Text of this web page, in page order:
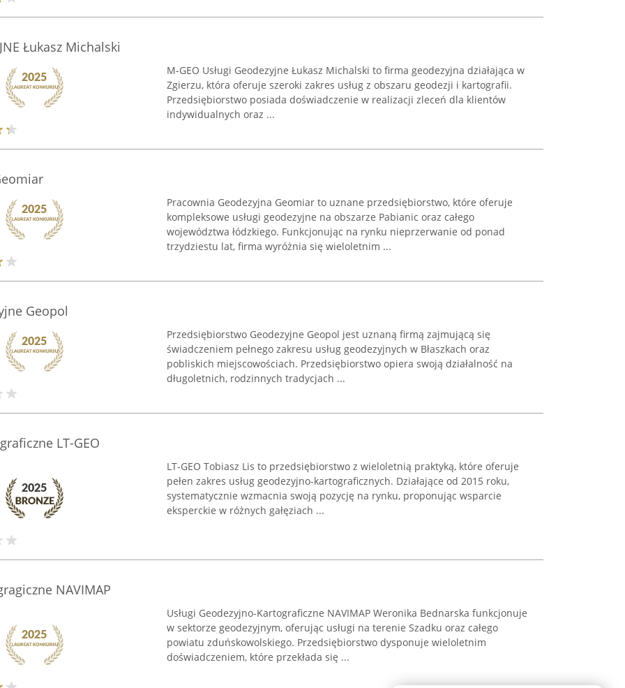
Łukasz Michalski
M-GEO Usługi Geodezyjne Łukasz Michalski to firma geodezyjna działająca w
Zgierzu, która oferuje szeroki zakres usług z obszaru geodezji i kartografii.
Przedsiębiorstwo posiada doświadczenie w realizacji zleceń dla klientów
indywidualnych oraz ...
Pracownia Geodezyjna Geomiar to uznane przedsiębiorstwo, które oferuje
kompleksowe usługi geodezyjne na obszarze Pabianic oraz całego
województwa łódzkiego. Funkcjonując na rynku nieprzerwanie od ponad
trzydziestu lat, firma wyróżnia się wieloletnim ...
Geopol
Przedsiębiorstwo Geodezyjne Geopol jest uznaną firmą zajmującą się
świadczeniem pełnego zakresu usług geodezyjnych w Błaszkach oraz
pobliskich miejscowościach. Przedsiębiorstwo opiera swoją działalność na
długoletnich, rodzinnych tradycjach ...
LT-GEO
LT-GEO Tobiasz Lis to przedsiębiorstwo z wieloletnią praktyką, które oferuje
pełen zakres usług geodezyjno-kartograficznych. Działające od 2015 roku,
systematycznie wzmacnia swoją pozycję na rynku, proponując wsparcie
eksperckie w różnych gałęziach ...
NAVIMAP
Usługi Geodezyjno-Kartograficzne NAVIMAP Weronika Bednarska funkcjonuje
w sektorze geodezyjnym, oferując usługi na terenie Szadku oraz całego
powiatu zduńskowolskiego. Przedsiębiorstwo dysponuje wieloletnim
doświadczeniem, które przekłada się ...